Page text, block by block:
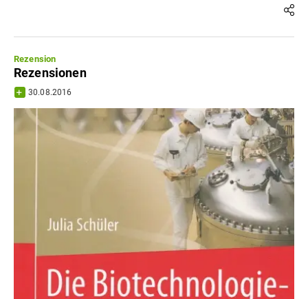
Rezension
Rezensionen
30.08.2016